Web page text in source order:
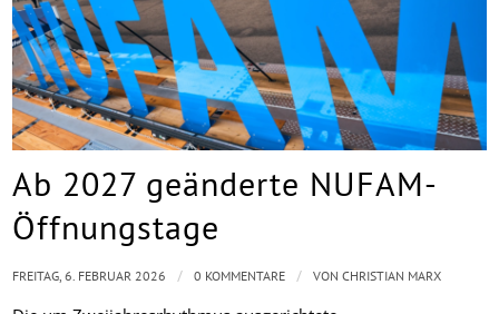
Ab 2027 geänderte NUFAM-
Öffnungstage
FREITAG, 6. FEBRUAR 2026 / 0 KOMMENTARE / VONCHRISTIAN MARX